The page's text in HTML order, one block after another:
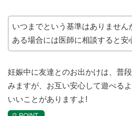
いつまでという基準はありません
ある場合には医師に相談すると安
妊娠中に友達とのお出かけは、普
みますが、お互い安心して遊べる
いいことがありますよ!